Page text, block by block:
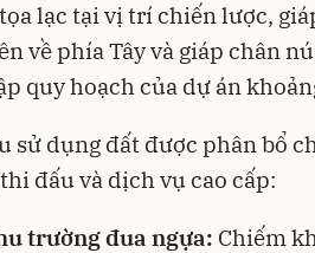
lạc tại vị trí chiến lược,
về phía Tây và giáp chân
quy hoạch của dự án
sử dụng đất được phân bổ
đấu và dịch vụ cao cấp:
trường đua ngựa: Chiếm